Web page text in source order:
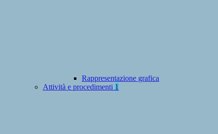
Rappresentazione grafica
Attività e procedimenti 1